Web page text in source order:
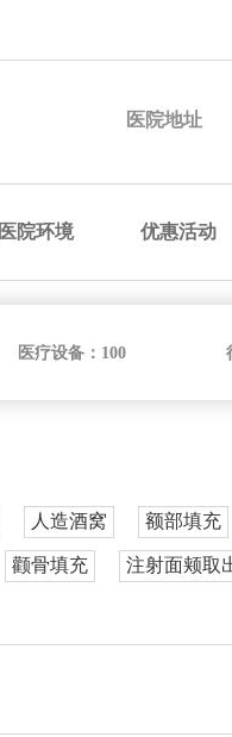
医院地址
医院环境 优惠活动
医疗设备： 100
人造酒窝 额部填充
颧骨填充 注射面颊取